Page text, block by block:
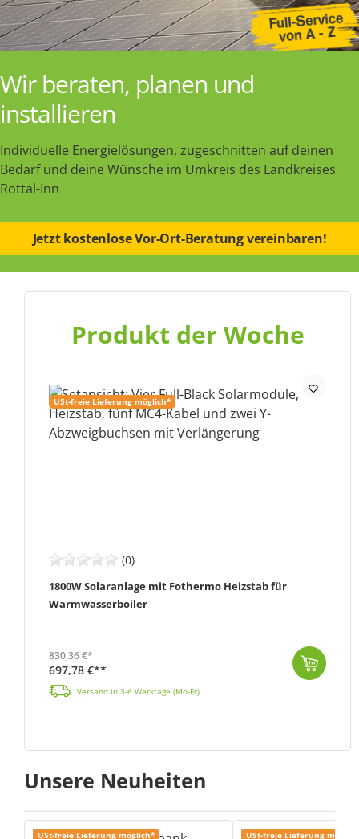
Wir beraten, planen und
installieren
Individuelle Energielösungen, zugeschnitten auf deinen
Bedarf und deine Wünsche im Umkreis des Landkreises
Rottal-Inn
Jetzt kostenlose Vor-Ort-Beratung vereinbaren!
Produkt der Woche
USt-freie Lieferung möglich*
(0)
1800W Solaranlage mit Fothermo Heizstab für
Warmwasserboiler
830,36 €*
697,78 €**
Versand in 3-6 Werktage (Mo-Fr)
Unsere Neuheiten
USt-freie Lieferung möglich* USt-freie Lieferung